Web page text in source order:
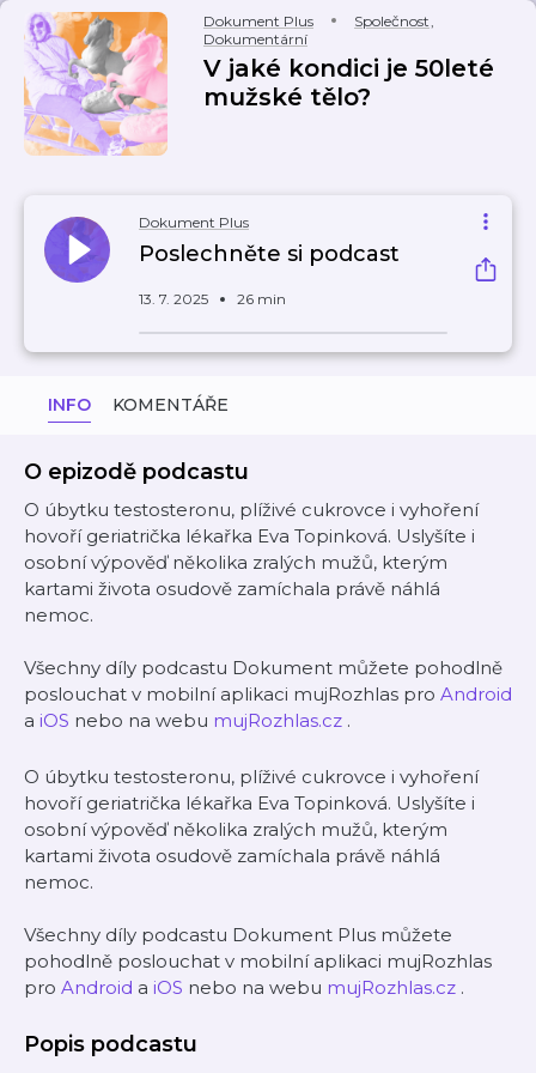
Dokument Plus Společnost,
Dokumentární
V jaké kondici je 50leté
mužské tělo?
Dokument Plus
Poslechněte si podcast
13. 7. 2025 26 min
INFO KOMENTÁŘE
O epizodě podcastu
O úbytku testosteronu, plíživé cukrovce i vyhoření
hovoří geriatrička lékařka Eva Topinková. Uslyšíte i
osobní výpověď několika zralých mužů, kterým
kartami života osudově zamíchala právě náhlá
nemoc.
Všechny díly podcastu Dokument můžete pohodlně
poslouchat v mobilní aplikaci mujRozhlas pro Android
a iOS nebo na webu mujRozhlas.cz .
O úbytku testosteronu, plíživé cukrovce i vyhoření
hovoří geriatrička lékařka Eva Topinková. Uslyšíte i
osobní výpověď několika zralých mužů, kterým
kartami života osudově zamíchala právě náhlá
nemoc.
Všechny díly podcastu Dokument Plus můžete
pohodlně poslouchat v mobilní aplikaci mujRozhlas
pro Android a iOS nebo na webu mujRozhlas.cz .
Popis podcastu